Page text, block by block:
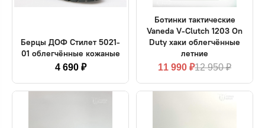
Берцы ДОФ Стилет 5021-
01 облегчённые кожаные
4 690 ₽
Ботинки тактические
Vaneda V-Clutch 1203 On
Duty хаки облегчённые
летние
11 990 ₽12 950 ₽